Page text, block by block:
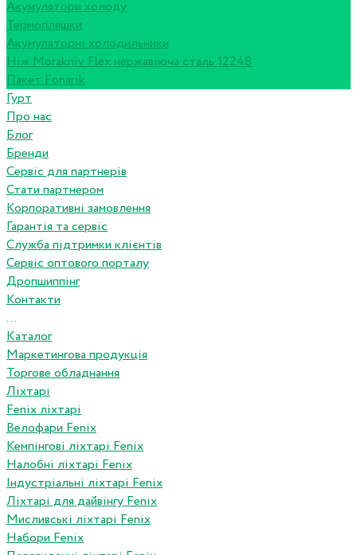
Акумулятори холоду
Термопляшки
Акумуляторні холодильники
Ніж Morakniv Flex нержавіюча сталь 12248
Пакет Fonarik
Гурт
Про нас
Блог
Бренди
Сервіс для партнерів
Стати партнером
Корпоративні замовлення
Гарантія та сервіс
Служба підтримки клієнтів
Сервіс оптового порталу
Дропшиппінг
Контакти
...
Каталог
Маркетингова продукція
Торгове обладнання
Ліхтарі
Fenix ліхтарі
Велофари Fenix
Кемпінгові ліхтарі Fenix
Налобні ліхтарі Fenix
Індустріальні ліхтарі Fenix
Ліхтарі для дайвінгу Fenix
Мисливські ліхтарі Fenix
Набори Fenix